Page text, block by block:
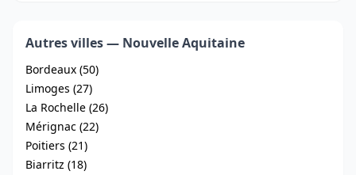
Autres villes — Nouvelle Aquitaine
Bordeaux (50)
Limoges (27)
La Rochelle (26)
Mérignac (22)
Poitiers (21)
Biarritz (18)